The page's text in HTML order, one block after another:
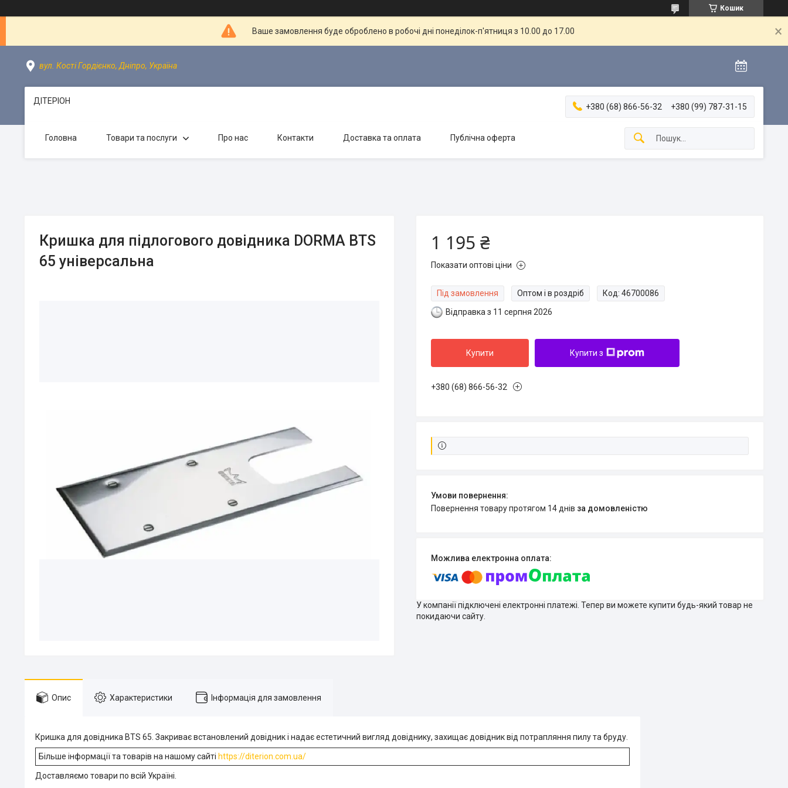
Кошик
Ваше замовлення буде оброблено в робочі дні понеділок-п'ятниця з 10.00 до 17.00
вул. Кості Гордієнко, Дніпро, Україна
ДІТЕРІОН
+380 (68) 866-56-32 +380 (99) 787-31-15
Головна Товари та послуги Про нас Контакти Доставка та оплата Публічна оферта
Кришка для підлогового довідника DORMA BTS
65 універсальна
1 195 ₴
Показати оптові ціни
Під замовлення Оптом і в роздріб Код: 46700086
Відправка з 11 серпня 2026
Купити Купити з
+380 (68) 866-56-32
повернення товару протягом 14 днів за домовленістю
У компанії підключені електронні платежі. Тепер ви можете купити будь-який товар не
покидаючи сайту.
Опис Характеристики Інформація для замовлення
Кришка для довідника BTS 65. Закриває встановлений довідник і надає естетичний вигляд довіднику, захищає довідник від потрапляння пилу та бруду.
Більше інформації та товарів на нашому сайті https://diterion.com.ua/
Доставляємо товари по всій Україні.